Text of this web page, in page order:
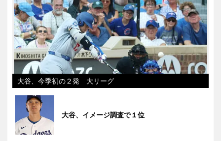
大谷、今季初の２発 大リーグ
大谷、イメージ調査で１位